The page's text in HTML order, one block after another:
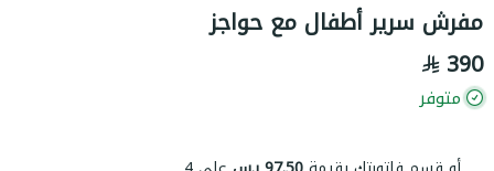
مفرش سرير أطفال مع حواجز
390
متوفر